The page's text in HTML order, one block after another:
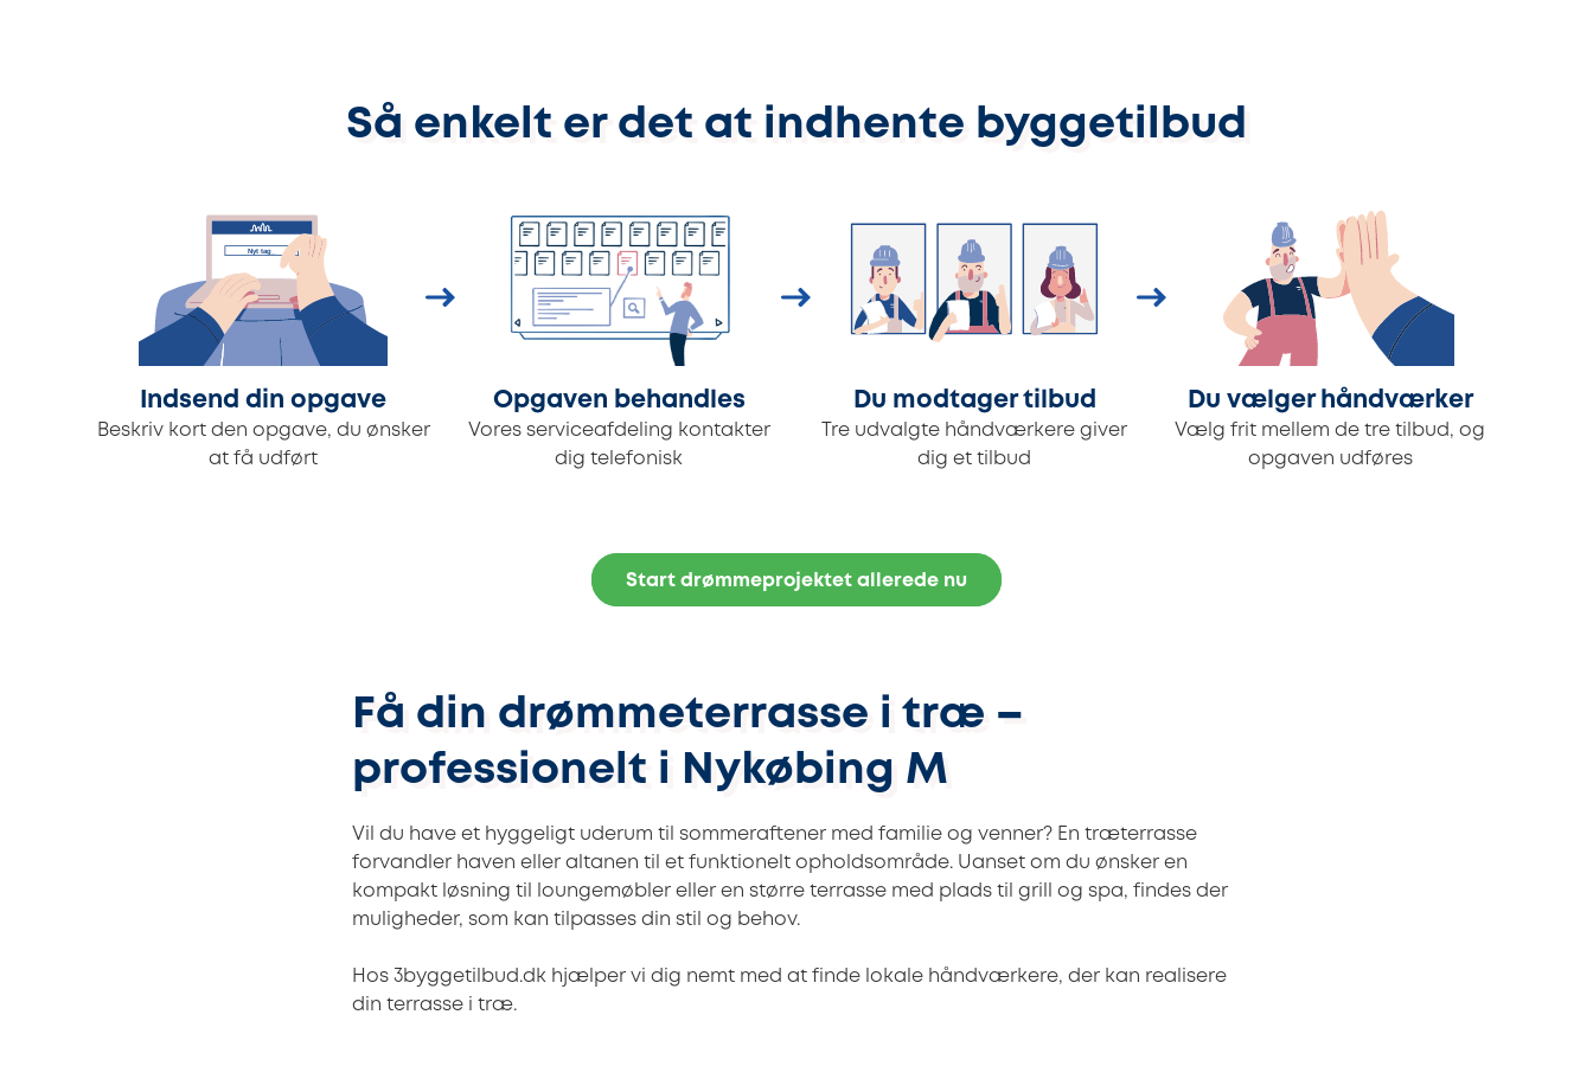
Så enkelt er det at indhente byggetilbud
Indsend din opgave
Beskriv kort den opgave, du ønsker
at få udført
Opgaven behandles
Vores serviceafdeling kontakter
dig telefonisk
Du modtager tilbud
Tre udvalgte håndværkere giver
dig et tilbud
Du vælger håndværker
Vælg frit mellem de tre tilbud, og
opgaven udføres
Start drømmeprojektet allerede nu
Få din drømmeterrasse i træ –
professionelt i Nykøbing M
Vil du have et hyggeligt uderum til sommeraftener med familie og venner? En træterrasse
forvandler haven eller altanen til et funktionelt opholdsområde. Uanset om du ønsker en
kompakt løsning til loungemøbler eller en større terrasse med plads til grill og spa, findes der
muligheder, som kan tilpasses din stil og behov.
Hos 3byggetilbud.dk hjælper vi dig nemt med at finde lokale håndværkere, der kan realisere
din terrasse i træ.